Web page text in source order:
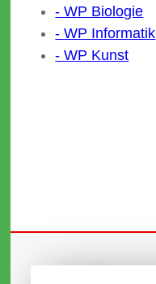
- WP Biologie
- WP Informatik
- WP Kunst